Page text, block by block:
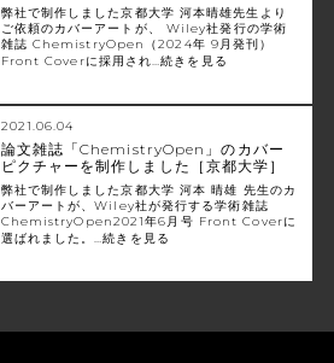
弊社で制作しました京都大学 河本晴雄先生より
ご依頼のカバーアートが、 Wiley社発行の学術
雑誌 ChemistryOpen（2024年 9月発刊）
Front Coverに採用され…続きを見る
2021.06.04
論文雑誌「ChemistryOpen」のカバー
ピクチャーを制作しました［京都大学］
弊社で制作しました京都大学 河本 晴雄 先生のカ
バーアートが、Wiley社が発行する学術雑誌
ChemistryOpen2021年6月号 Front Coverに
選ばれました。…続きを見る